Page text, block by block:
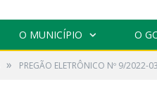
O MUNICÍPIO O
» PREGÃO ELETRÔNICO Nº 9/2022-